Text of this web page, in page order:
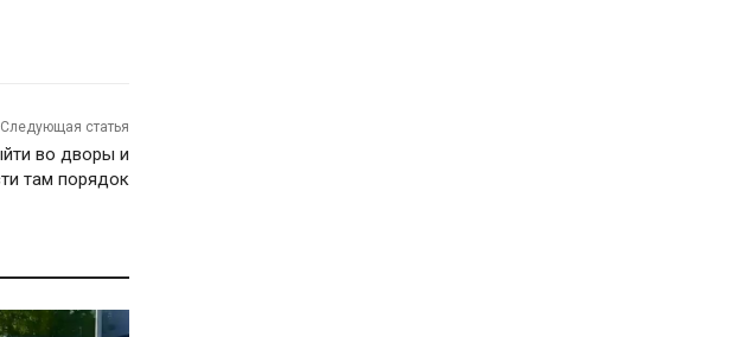
Следующая статья
во дворы и
там порядок